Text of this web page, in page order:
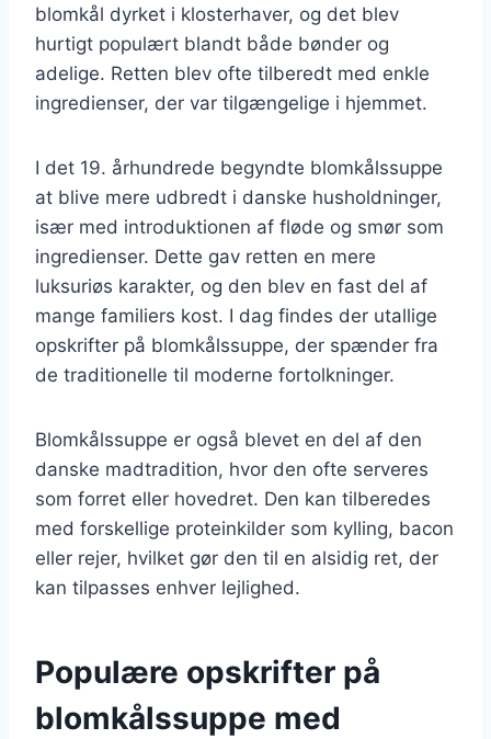
blomkål dyrket i klosterhaver, og det blev
hurtigt populært blandt både bønder og
adelige. Retten blev ofte tilberedt med enkle
ingredienser, der var tilgængelige i hjemmet.
I det 19. århundrede begyndte blomkålssuppe
at blive mere udbredt i danske husholdninger,
især med introduktionen af fløde og smør som
ingredienser. Dette gav retten en mere
luksuriøs karakter, og den blev en fast del af
mange familiers kost. I dag findes der utallige
opskrifter på blomkålssuppe, der spænder fra
de traditionelle til moderne fortolkninger.
Blomkålssuppe er også blevet en del af den
danske madtradition, hvor den ofte serveres
som forret eller hovedret. Den kan tilberedes
med forskellige proteinkilder som kylling, bacon
eller rejer, hvilket gør den til en alsidig ret, der
kan tilpasses enhver lejlighed.
Populære opskrifter på
blomkålssuppe med